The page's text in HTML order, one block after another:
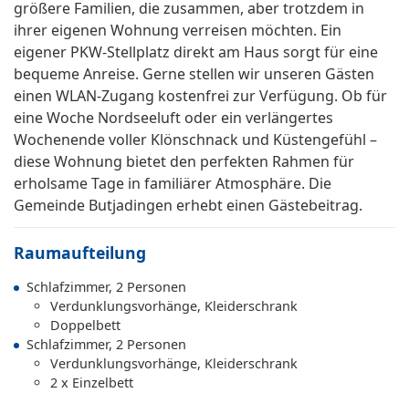
größere Familien, die zusammen, aber trotzdem in
ihrer eigenen Wohnung verreisen möchten. Ein
eigener PKW-Stellplatz direkt am Haus sorgt für eine
bequeme Anreise. Gerne stellen wir unseren Gästen
einen WLAN-Zugang kostenfrei zur Verfügung. Ob für
eine Woche Nordseeluft oder ein verlängertes
Wochenende voller Klönschnack und Küstengefühl –
diese Wohnung bietet den perfekten Rahmen für
erholsame Tage in familiärer Atmosphäre. Die
Gemeinde Butjadingen erhebt einen Gästebeitrag.
Raumaufteilung
Schlafzimmer, 2 Personen
Verdunklungsvorhänge, Kleiderschrank
Doppelbett
Schlafzimmer, 2 Personen
Verdunklungsvorhänge, Kleiderschrank
2 x Einzelbett